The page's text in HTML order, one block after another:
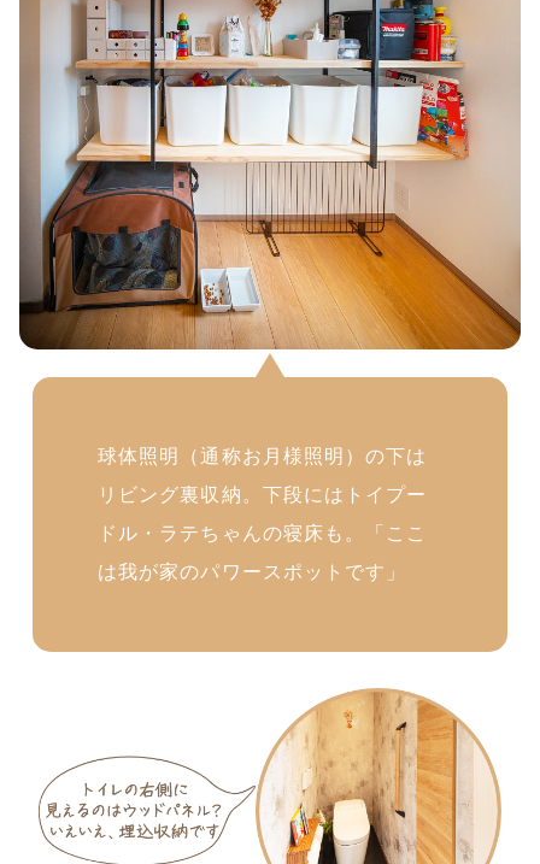
球体照明（通称お月様照明）の下は
リビング裏収納。下段にはトイプー
ドル・ラテちゃんの寝床も。「ここ
は我が家のパワースポットです」